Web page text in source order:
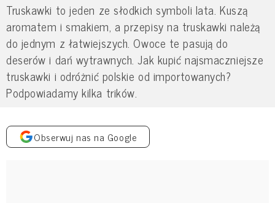
Truskawki to jeden ze słodkich symboli lata. Kuszą
aromatem i smakiem, a przepisy na truskawki należą
do jednym z łatwiejszych. Owoce te pasują do
deserów i dań wytrawnych. Jak kupić najsmaczniejsze
truskawki i odróżnić polskie od importowanych?
Podpowiadamy kilka trików.
Obserwuj nas na Google